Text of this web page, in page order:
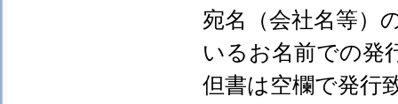
宛名（会社名等）
いるお名前での発
但書は空欄で発行